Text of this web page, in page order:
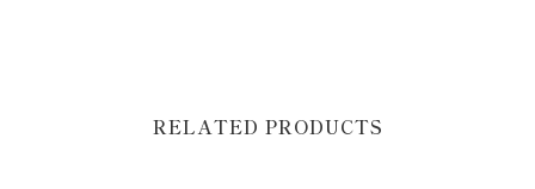
RELATED PRODUCTS